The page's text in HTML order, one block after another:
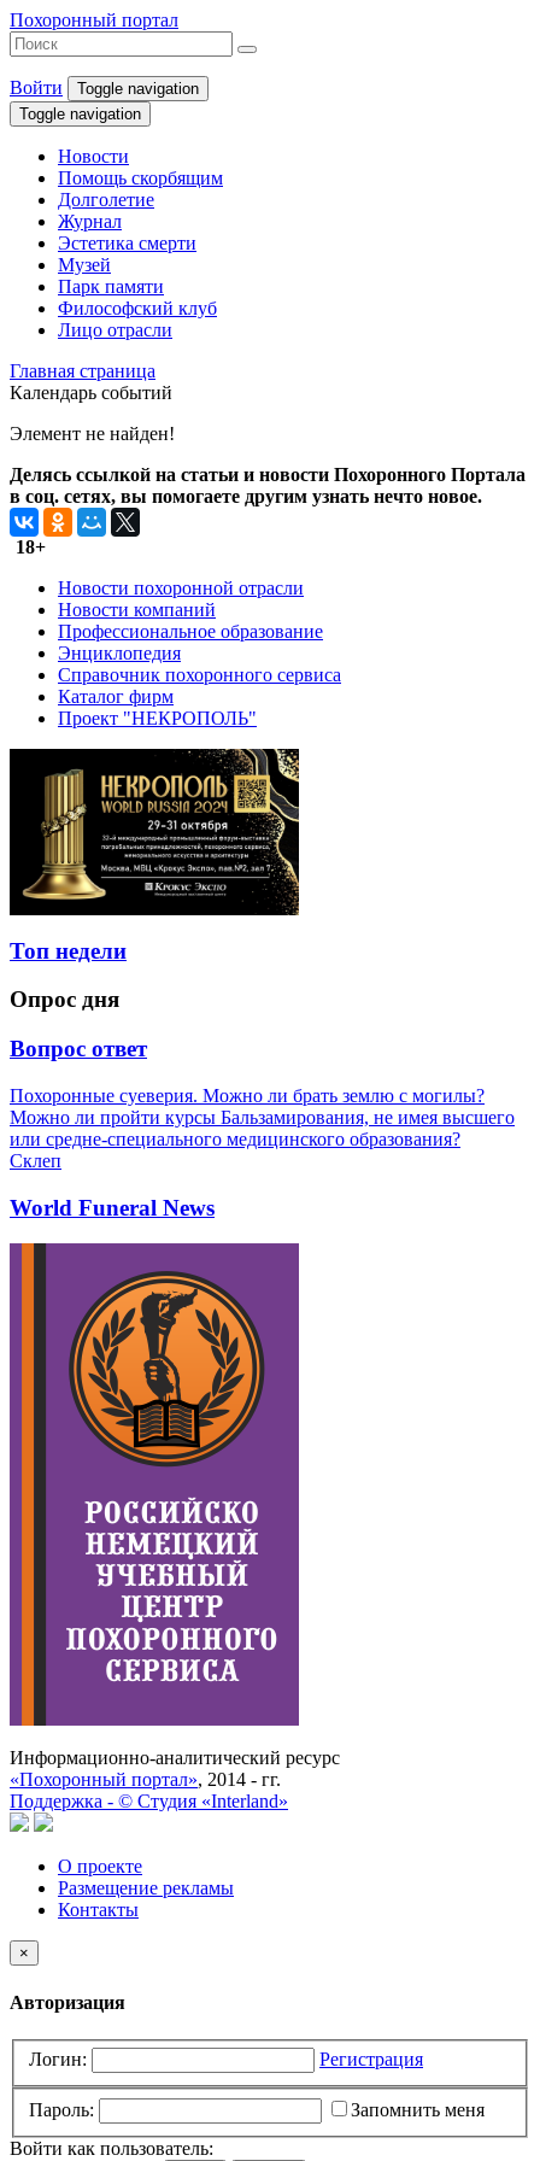
Похоронный портал
Войти
Toggle navigation
Toggle navigation
Новости
Помощь скорбящим
Долголетие
Журнал
Эстетика смерти
Музей
Парк памяти
Философский клуб
Лицо отрасли
Главная страница
Календарь событий
Элемент не найден!
Делясь ссылкой на статьи и новости Похоронного Портала
в соц. сетях, вы помогаете другим узнать нечто новое.
18+
Новости похоронной отрасли
Новости компаний
Профессиональное образование
Энциклопедия
Справочник похоронного сервиса
Каталог фирм
Проект "НЕКРОПОЛЬ"
Топ недели
Опрос дня
Вопрос ответ
Похоронные суеверия. Можно ли брать землю с могилы?
Можно ли пройти курсы Бальзамирования, не имея высшего
или средне-специального медицинского образования?
Склеп
World Funeral News
Информационно-аналитический ресурс
«Похоронный портал», 2014 - гг.
Поддержка - © Cтудия «Interland»
О проекте
Размещение рекламы
Контакты
×
Авторизация
Логин: Регистрация
Пароль:
Запомнить меня
Войти как пользователь: